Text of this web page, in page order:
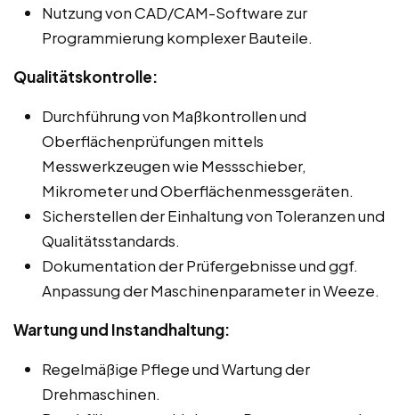
Nutzung von CAD/CAM-Software zur
Programmierung komplexer Bauteile.
Qualitätskontrolle:
Durchführung von Maßkontrollen und
Oberflächenprüfungen mittels
Messwerkzeugen wie Messschieber,
Mikrometer und Oberflächenmessgeräten.
Sicherstellen der Einhaltung von Toleranzen und
Qualitätsstandards.
Dokumentation der Prüfergebnisse und ggf.
Anpassung der Maschinenparameter in Weeze.
Wartung und Instandhaltung:
Regelmäßige Pflege und Wartung der
Drehmaschinen.